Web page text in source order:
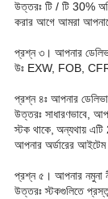
উত্তরঃ টি / টি 30%
করার আগে আমরা
প্রশ্ন ৩। আপনার
উঃ EXW, FOB,
প্রশ্ন ৪ঃ আপনার
উত্তরঃ সাধারণভাবে,
স্টক থাকে, অন্যথায় এটি
আপনার অর্ডারের আইটেম
প্রশ্ন ৫। আপনার নমুনা
উত্তরঃ স্টকগুলিতে